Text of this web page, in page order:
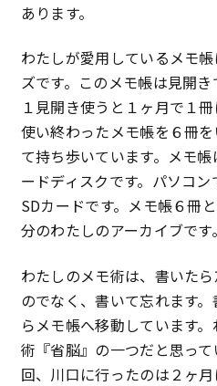
特定商取引法に基づく表記
プライバシーポリシー
あります。
わたしが愛用しているメモ
ズです。このメモ帳は見開
１見開き使うと１ヶ月で１
使い終わったメモ帳を６冊
て持ち歩いています。メモ
ードディスクです。パソコ
SDカードです。メモ帳６冊
分のわたしのアーカイブです。
わたしのメモ術は、書いた
のでなく、書いて忘れます
らメモ帳へ移動しています
術『省脳』の一つだと思っ
回、川口に行ったのは２ヶ